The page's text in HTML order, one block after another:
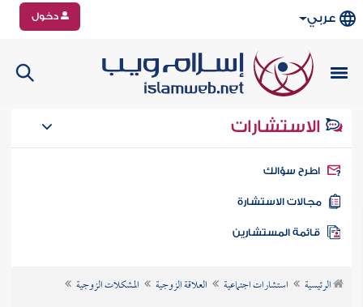
عربي دخول
الاستشارات
سؤالك
الاستشارة
الرئيسية استشارات اجتماعية العلاقة الزوجية
المشكلات الزوجية